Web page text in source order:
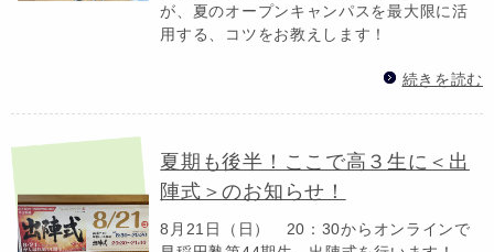
が、夏のオープンキャンパスを最大限に活
用する、コツをお教えします！
続きを読む
夏期も後半！ここで高３生に＜出
陣式＞のお知らせ！
8月21日（日） 20：30からオンラインで